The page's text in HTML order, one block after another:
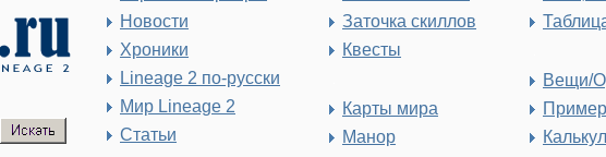
Новости
Хроники
Lineage 2 по-русски
Мир Lineage 2
Статьи
Заточка скиллов
Квесты
Карты мира
Манор
Вещи/